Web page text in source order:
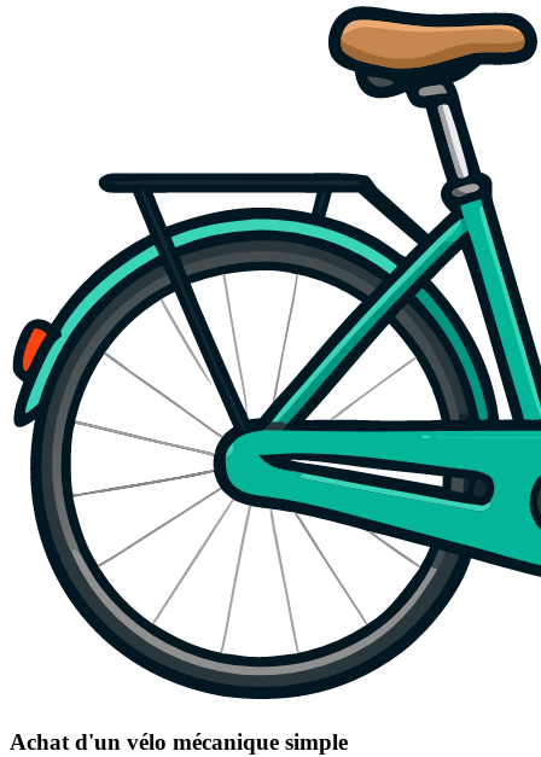
Achat d'un vélo mécanique simple